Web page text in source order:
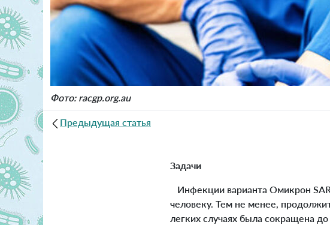
Фото: racgp.org.au
Предыдущая статья
Задачи
Инфекции варианта Омикрон
человеку. Тем не менее,
легких случаях была сокращена